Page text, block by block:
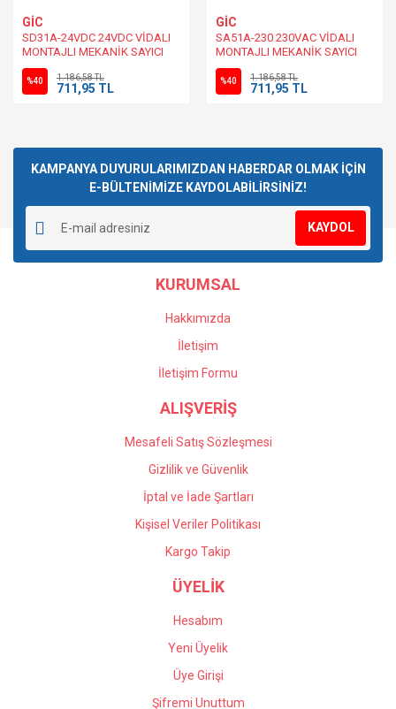
GİC
SD31A-24VDC 24VDC VİDALI
MONTAJLI MEKANİK SAYICI
%40 1.186,58 TL
711,95 TL
GİC
SA51A-230 230VAC VİDALI
MONTAJLI MEKANİK SAYICI
%40 1.186,58 TL
711,95 TL
KAMPANYA DUYURULARIMIZDAN HABERDAR OLMAK İÇİN
E-BÜLTENİMİZE KAYDOLABİLİRSİNİZ!
KAYDOL
KURUMSAL
Hakkımızda
İletişim
İletişim Formu
ALIŞVERİŞ
Mesafeli Satış Sözleşmesi
Gizlilik ve Güvenlik
İptal ve İade Şartları
Kişisel Veriler Politikası
Kargo Takip
ÜYELİK
Hesabım
Yeni Üyelik
Üye Girişi
Şifremi Unuttum